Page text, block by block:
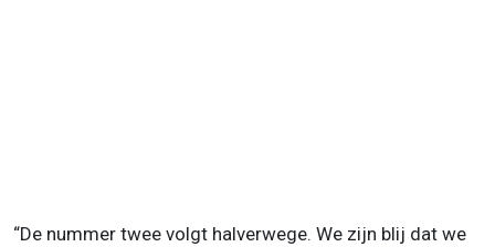
“De nummer twee volgt halverwege. We zijn blij dat we